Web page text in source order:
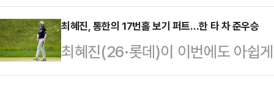
미는 전반 30분…
라엘의 군사 충돌로 이란 내 모든
미는 14일 예정된 로스앤젤레스행
다.타레미는 지난 11일 이란 테헤
아시아지역 …
을 봤다.이강인은 16일(한국시각)
서 열린 2025 국제축구연맹(FIFA)
틀레티코 마드리드(스페인)를 상대
단에 이름을 올린 이강인은 후반
최혜진, 통한의 17번홀 보기 퍼트…한 타 차 준우승
최혜진(26·롯데)이 이번에도 아쉽
일(한국시간) 미국 미시간주 벨몬